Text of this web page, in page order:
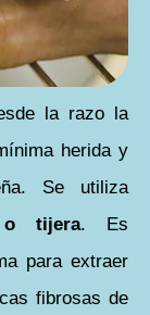
la razo la
herida y
Se utiliza
tijera. Es
para extraer
fibrosas de